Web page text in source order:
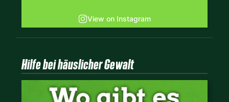
View on Instagram
Hilfe bei häuslicher Gewalt